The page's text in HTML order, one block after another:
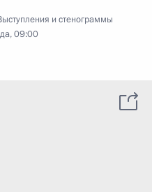
и стенограммы
09:00